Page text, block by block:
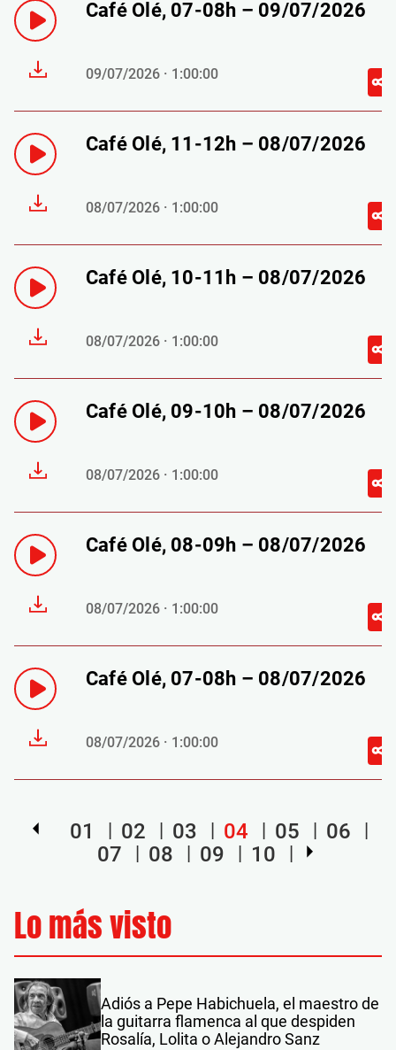
Café Olé, 07-08h – 09/07/2026
09/07/2026 · 1:00:00
Café Olé, 11-12h – 08/07/2026
08/07/2026 · 1:00:00
Café Olé, 10-11h – 08/07/2026
08/07/2026 · 1:00:00
Café Olé, 09-10h – 08/07/2026
08/07/2026 · 1:00:00
Café Olé, 08-09h – 08/07/2026
08/07/2026 · 1:00:00
Café Olé, 07-08h – 08/07/2026
08/07/2026 · 1:00:00
01 02 03 04 05
06
07
08 09 10
Lo más visto
Adiós a Pepe Habichuela, el maestro de
la guitarra flamenca al que despiden
Rosalía, Lolita o Alejandro Sanz